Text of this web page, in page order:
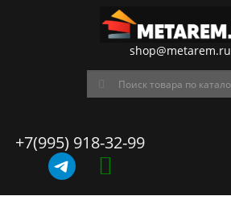
shop@metarem.ru
+7(995) 918-32-99